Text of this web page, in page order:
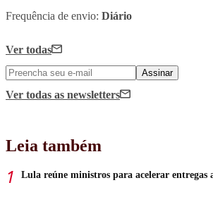
Frequência de envio: Diário
Ver todas
Assinar
Ver todas as newsletters
Leia também
Lula reúne ministros para acelerar entregas